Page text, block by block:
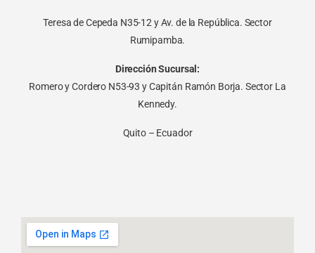
Teresa de Cepeda N35-12 y Av. de la República. Sector
Rumipamba.
Dirección Sucursal:
Romero y Cordero N53-93 y Capitán Ramón Borja. Sector La
Kennedy.
Quito – Ecuador